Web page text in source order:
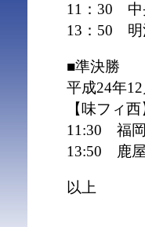
11：30 中
13：50 明
■準決勝
平成24年
【味フィ西
11:30 福岡
13:50 鹿屋
以上